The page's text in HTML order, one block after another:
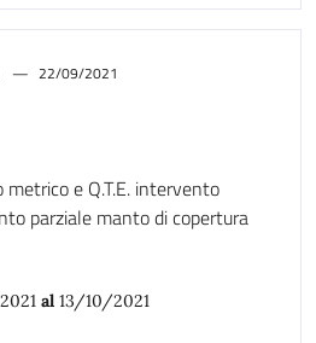
22/09/2021
e Q.T.E. intervento
parziale manto di copertura
al 13/10/2021